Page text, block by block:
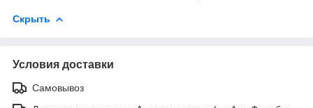
Скрыть
Условия доставки
Самовывоз